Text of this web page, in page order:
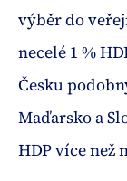
výběr do
necelé 1 %
Česku
Maďarsko a
HDP více než